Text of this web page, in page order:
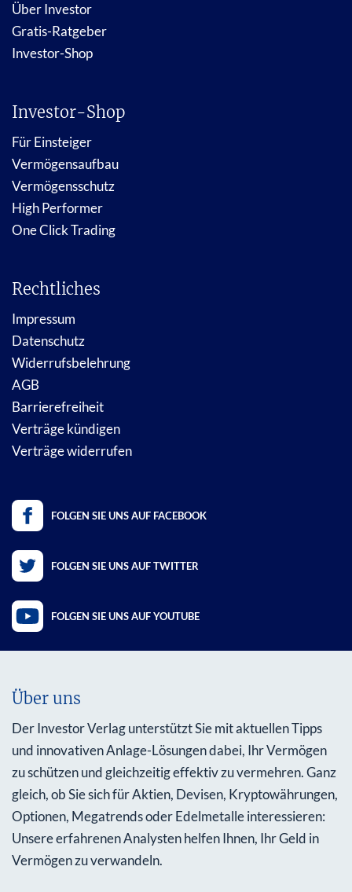
Über Investor
Gratis-Ratgeber
Investor-Shop
Investor-Shop
Für Einsteiger
Vermögensaufbau
Vermögensschutz
High Performer
One Click Trading
Rechtliches
Impressum
Datenschutz
Widerrufsbelehrung
AGB
Barrierefreiheit
Verträge kündigen
Verträge widerrufen
FOLGEN SIE UNS AUF FACEBOOK
FOLGEN SIE UNS AUF TWITTER
FOLGEN SIE UNS AUF YOUTUBE
Über uns
Der Investor Verlag unterstützt Sie mit aktuellen Tipps
und innovativen Anlage-Lösungen dabei, Ihr Vermögen
zu schützen und gleichzeitig effektiv zu vermehren. Ganz
gleich, ob Sie sich für Aktien, Devisen, Kryptowährungen,
Optionen, Megatrends oder Edelmetalle interessieren:
Unsere erfahrenen Analysten helfen Ihnen, Ihr Geld in
Vermögen zu verwandeln.